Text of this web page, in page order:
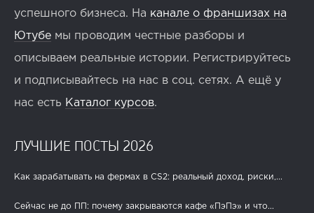
успешного бизнеса. На канале о франшизах на
Ютубе мы проводим честные разборы и
описываем реальные истории. Регистрируйтесь
и подписывайтесь на нас в соц. сетях. А ещё у
нас есть Каталог курсов.
ЛУЧШИЕ ПОСТЫ 2026
Как зарабатывать на фермах в CS2: реальный доход, риски,...
Сейчас не до ПП: почему закрываются кафе «ПэПэ» и что...